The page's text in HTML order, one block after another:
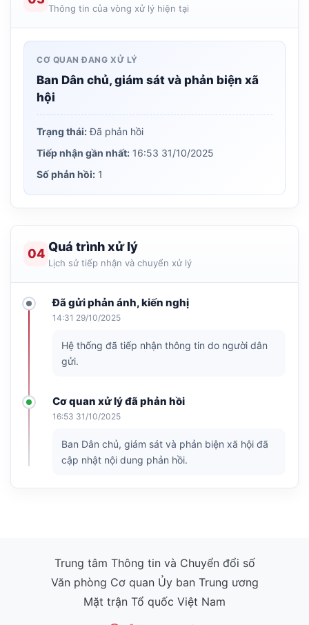
Thông tin của vòng xử lý hiện tại
CƠ QUAN ĐANG XỬ LÝ
Ban Dân chủ, giám sát và phản biện xã
hội
Trạng thái:Đã phản hồi
Tiếp nhận gần nhất: 16:53 31/10/2025
Số phản hồi: 1
04 Quá trình xử lý
Lịch sử tiếp nhận và chuyển xử lý
Đã gửi phản ánh, kiến nghị
14:31 29/10/2025
Hệ thống đã tiếp nhận thông tin do người dân
gửi.
Cơ quan xử lý đã phản hồi
16:53 31/10/2025
Ban Dân chủ, giám sát và phản biện xã hội đã
cập nhật nội dung phản hồi.
Trung tâm Thông tin và Chuyển đổi số
Văn phòng Cơ quan Ủy ban Trung ương
Mặt trận Tổ quốc Việt Nam